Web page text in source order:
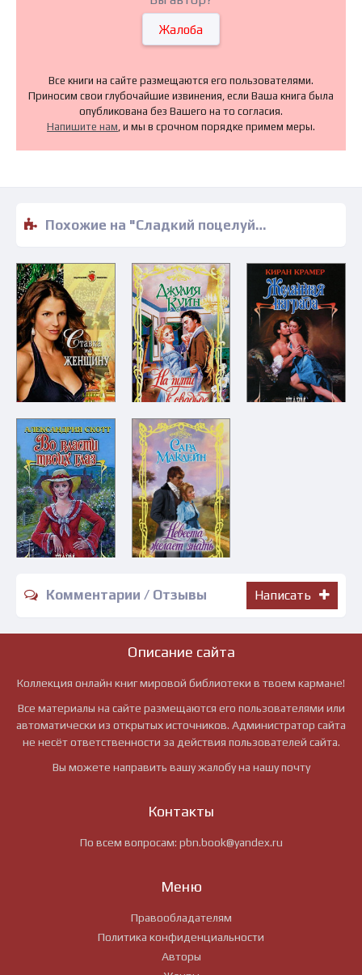
Жалоба
Все книги на сайте размещаются его пользователями.
Приносим свои глубочайшие извинения, если Ваша книга была
опубликована без Вашего на то согласия.
Напишите нам, и мы в срочном порядке примем меры.
Похожие на "Сладкий поцелуй - Рэни Люк" книги читать бесплатно полные версии
Комментарии / Отзывы Написать
Описание сайта
Коллекция онлайн книг мировой библиотеки в твоем кармане!
Все материалы на сайте размещаются его пользователями или
автоматически из открытых источников. Администратор сайта
не несёт ответственности за действия пользователей сайта.
Вы можете направить вашу жалобу на нашу почту
Контакты
По всем вопросам: pbn.book@yandex.ru
Меню
Правообладателям
Политика конфиденциальности
Авторы